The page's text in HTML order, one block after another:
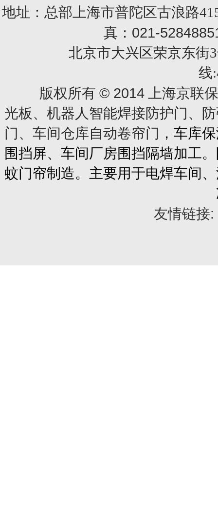
地址：总部上海市普陀区古浪路
真： 021-
北京市大兴区荣京东街3
线
版权所有 © 2014上海京联
光板、机器人智能焊接防护门、
门、车间仓库自动卷帘门 ，车库
围挡屏、车间厂房围挡隔墙加工
蚊门帘制造。主要用于电焊车间
友情链接: